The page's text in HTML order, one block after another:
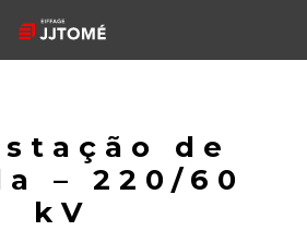
de
– 220/60
kV